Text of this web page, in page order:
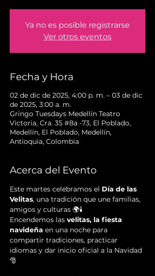
Ya no es posible registrarse
Ver otros eventos
Fecha y Hora
02 de dic de 2025, 4:00 p. m. – 03 de dic
de 2025, 3:00 a. m.
Gringo Tuesdays Medellín Teatro
Victoria, Cra. 35 #8a -73, El Poblado,
Medellín, El Poblado, Medellín,
Antioquia, Colombia
Acerca del Evento
Este martes celebramos el Día de las
Velitas, una tradición que une familias,
amigos y culturas 🌍🕯️
Encendemos las velitas, la fiesta
navideña en una noche para
compartir tradiciones, practicar
idiomas y dar inicio oficial a la Navidad
🎅